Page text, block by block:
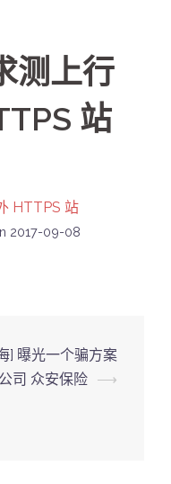
测上行
站
HTTPS 站
2017-09-08
] 曝光一个骗方案
司 众安保险 ⟶